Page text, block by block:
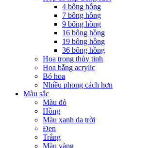
4 bông hồng
7 bông hồng
9 bông hồng
16 bông hồng
19 bông hồng
36 bông hồng
Hoa trong thủy tinh
Hoa bằng acrylic
Bó hoa
Nhiều phong cách hơn
Màu sắc
Màu đỏ
Hồng
Màu xanh da trời
Đen
Trắng
Màu vàng